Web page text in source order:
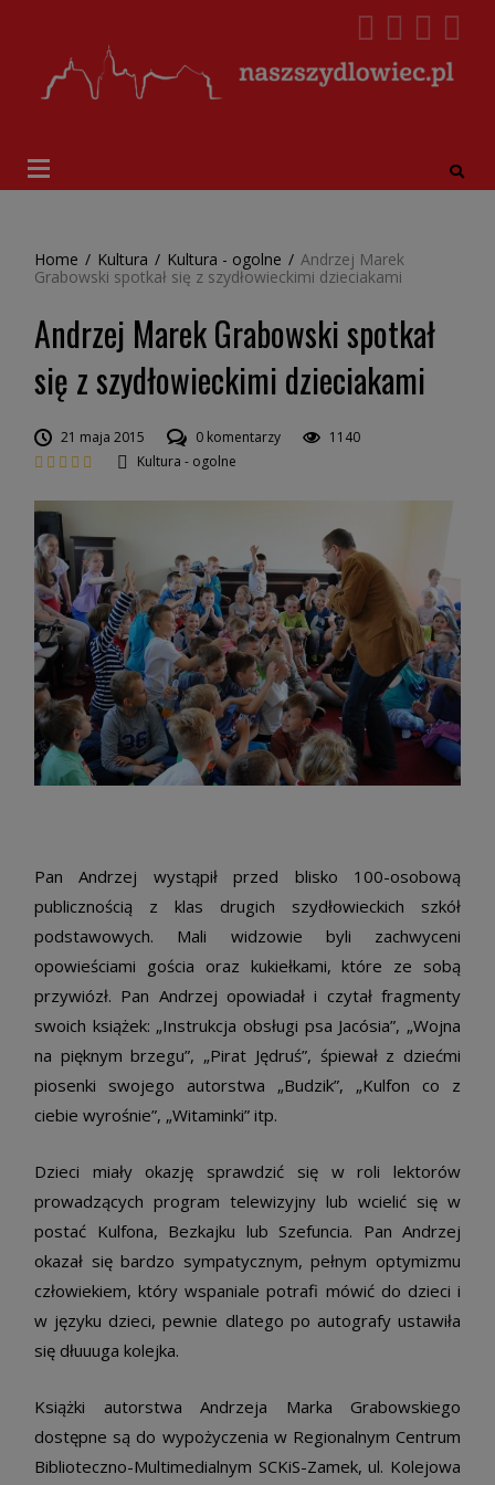
Home / Kultura / Kultura - ogolne / Andrzej Marek
Grabowski spotkał się z szydłowieckimi dzieciakami
Andrzej Marek Grabowski spotkał
się z szydłowieckimi dzieciakami
21 maja 2015 0 komentarzy
1140
Kultura - ogolne
Pan Andrzej wystąpił przed blisko 100-osobową
publicznością z klas drugich szydłowieckich szkół
podstawowych. Mali widzowie byli zachwyceni
opowieściami gościa oraz kukiełkami, które ze sobą
przywiózł. Pan Andrzej opowiadał i czytał fragmenty
swoich książek: „Instrukcja obsługi psa Jacósia”, „Wojna
na pięknym brzegu”, „Pirat Jędruś”, śpiewał z dziećmi
piosenki swojego autorstwa „Budzik”, „Kulfon co z
ciebie wyrośnie”, „Witaminki” itp.
Dzieci miały okazję sprawdzić się w roli lektorów
prowadzących program telewizyjny lub wcielić się w
postać Kulfona, Bezkajku lub Szefuncia. Pan Andrzej
okazał się bardzo sympatycznym, pełnym optymizmu
człowiekiem, który wspaniale potrafi mówić do dzieci i
w języku dzieci, pewnie dlatego po autografy ustawiła
się dłuuuga kolejka.
Książki autorstwa Andrzeja Marka Grabowskiego
dostępne są do wypożyczenia w Regionalnym Centrum
Biblioteczno-Multimedialnym SCKiS-Zamek, ul. Kolejowa